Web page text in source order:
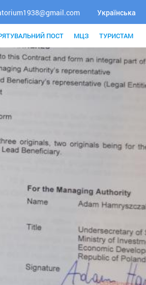
Українська
ПОСТ МЦЗ ТУРИСТАМ